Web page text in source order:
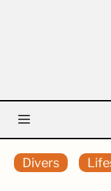
Menu
Divers